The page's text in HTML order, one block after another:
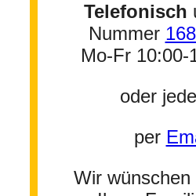
Telefonisch
Nummer
Mo-Fr 10:00-
oder
per
Wir wünschen